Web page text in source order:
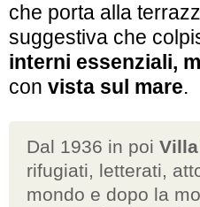
che porta alla
suggestiva che
interni essenziali,
con vista sul mare.
Dal 1936 in poi
rifugiati, letterati,
mondo e dopo la